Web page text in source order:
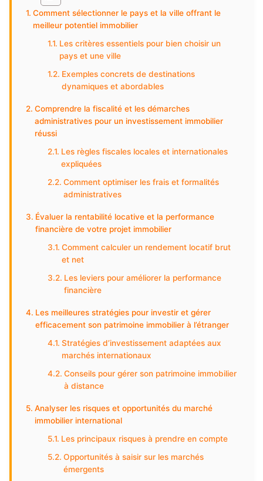
Comment sélectionner le pays et la ville offrant le
meilleur potentiel immobilier
Les critères essentiels pour bien choisir un
pays et une ville
Exemples concrets de destinations
dynamiques et abordables
Comprendre la fiscalité et les démarches
administratives pour un investissement immobilier
réussi
Les règles fiscales locales et internationales
expliquées
Comment optimiser les frais et formalités
administratives
Évaluer la rentabilité locative et la performance
financière de votre projet immobilier
Comment calculer un rendement locatif brut
et net
Les leviers pour améliorer la performance
financière
Les meilleures stratégies pour investir et gérer
efficacement son patrimoine immobilier à l’étranger
Stratégies d’investissement adaptées aux
marchés internationaux
Conseils pour gérer son patrimoine immobilier
à distance
Analyser les risques et opportunités du marché
immobilier international
Les principaux risques à prendre en compte
Opportunités à saisir sur les marchés
émergents